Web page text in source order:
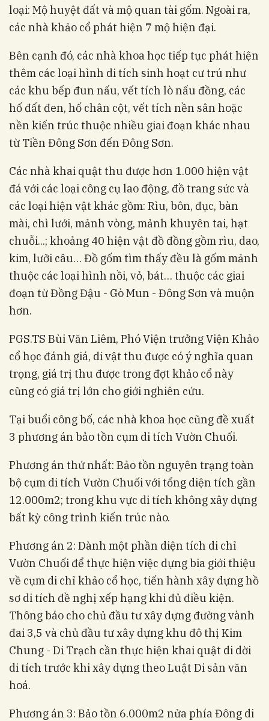
loại: Mộ huyệt đất và mộ quan tài gốm. Ngoài ra,
các nhà khảo cổ phát hiện 7 mộ hiện đại.
Bên cạnh đó, các nhà khoa học tiếp tục phát hiện
thêm các loại hình di tích sinh hoạt cư trú như
các khu bếp đun nấu, vết tích lò nấu đồng, các
hố đất đen, hố chân cột, vết tích nền sân hoặc
nền kiến trúc thuộc nhiều giai đoạn khác nhau
từ Tiền Đông Sơn đến Đông Sơn.
Các nhà khai quật thu được hơn 1.000 hiện vật
đá với các loại công cụ lao động, đồ trang sức và
các loại hiện vật khác gồm: Rìu, bôn, đục, bàn
mài, chì lưới, mảnh vòng, mảnh khuyên tai, hạt
chuỗi...; khoảng 40 hiện vật đồ đồng gồm rìu, dao,
kim, lưỡi câu… Đồ gốm tìm thấy đều là gốm mảnh
thuộc các loại hình nồi, vỏ, bát… thuộc các giai
đoạn từ Đồng Đậu - Gò Mun - Đông Sơn và muộn
hơn.
PGS.TS Bùi Văn Liêm, Phó Viện trưởng Viện Khảo
cổ học đánh giá, di vật thu được có ý nghĩa quan
trọng, giá trị thu được trong đợt khảo cổ này
cũng có giá trị lớn cho giới nghiên cứu.
Tại buổi công bố, các nhà khoa học cũng đề xuất
3 phương án bảo tồn cụm di tích Vườn Chuối.
Phương án thứ nhất: Bảo tồn nguyên trạng toàn
bộ cụm di tích Vườn Chuối với tổng diện tích gần
12.000m2; trong khu vực di tích không xây dựng
bất kỳ công trình kiến trúc nào.
Phương án 2: Dành một phần diện tích di chỉ
Vườn Chuối để thực hiện việc dựng bia giới thiệu
về cụm di chỉ khảo cổ học, tiến hành xây dựng hồ
sơ di tích đề nghị xếp hạng khi đủ điều kiện.
Thông báo cho chủ đầu tư xây dựng đường vành
đai 3,5 và chủ đầu tư xây dựng khu đô thị Kim
Chung - Di Trạch cần thực hiện khai quật di dời
di tích trước khi xây dựng theo Luật Di sản văn
hoá.
Phương án 3: Bảo tồn 6.000m2 nửa phía Đông di